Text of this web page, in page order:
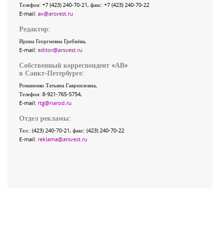
Телефон: +7 (423) 240-70-21, факс: +7 (423) 240-70-22
E-mail: av@arsvest.ru
Редактор:
Ирина Георгиевна Гребнёва,
E-mail: editor@arsvest.ru
Собственный корреспондент «АВ»
в Санкт-Петербурге:
Романенко Татьяна Гаврииловна,
Телефон: 8-921-765-5754,
E-mail: rtg@narod.ru
Отдел рекламы:
Тел.: (423) 240-70-21, факс: (423) 240-70-22
E-mail: reklama@arsvest.ru